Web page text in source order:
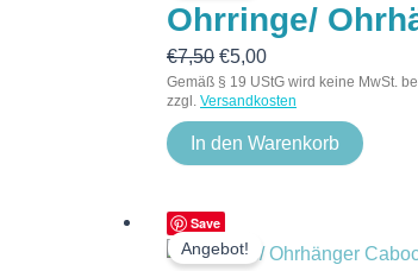
Ohrringe/
€7,50
war:
€5,00
ist:
€5,00.
Gemäß § 19 UStG wird keine MwSt.
zzgl. Versandkosten
In den Warenkorb
Save
Angebot!
Ursprünglicher
Preis Preis